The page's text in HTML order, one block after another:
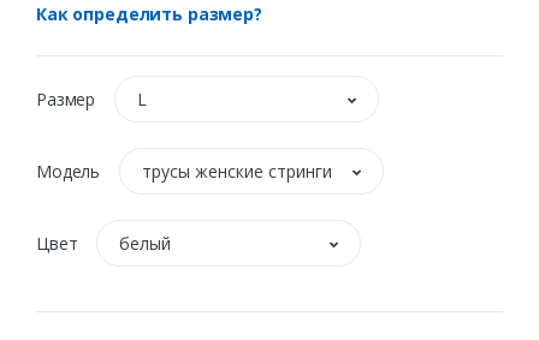
Как определить размер?
Размер L
Модель трусы женские стринги
Цвет белый